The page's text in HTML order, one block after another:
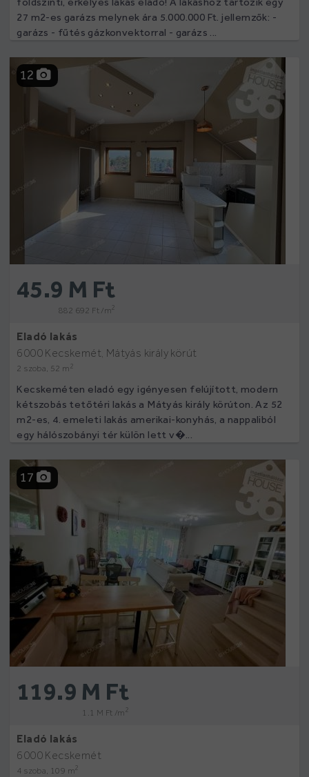
27 m2-es garázs melynek ára 5.000.000 Ft. jellemzők: -
garázs - fűtés gázkonvektorral - garázs ...
12
45.9 M Ft
882 692 Ft /m2
Eladó lakás
6000 Kecskemét, Mátyás király körút
2 szoba, 52 m 2
Kecskeméten eladó egy igényesen felújított, modern
kétszobás tetőtéri lakás a Mátyás király körúton. Az 52
m2-es, 4. emeleti lakás amerikai-konyhás, a nappaliból
egy hálószobányi tér külön lett v�...
17
119.9 M Ft
1.1 M Ft /m 2
Eladó lakás
6000 Kecskemét
4 szoba, 109 m2